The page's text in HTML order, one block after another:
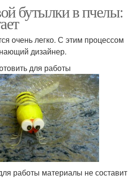
бутылки в пчелы:
очень легко. С этим процессом
дизайнер.
для работы
работы материалы не составит